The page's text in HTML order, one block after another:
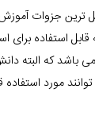
ترین جزوات
استفاده برای
که البته
مورد استفاده